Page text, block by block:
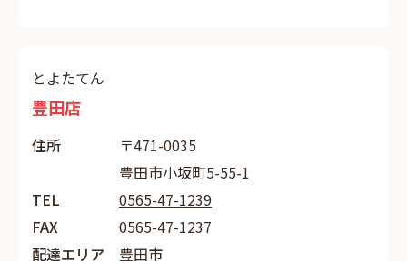
とよたてん
豊田店
住所
〒471-0035
豊田市小坂町5-55-1
TEL
0565-47-1239
FAX
0565-47-1237
配達エリア
豊田市